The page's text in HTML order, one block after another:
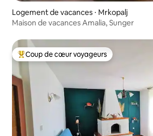
Logement de vacances ⋅ Mrkopalj
Maison de vacances Amalia, Sunger
Coups de cœur voyageurs les plus
Coup de cœur voyageurs